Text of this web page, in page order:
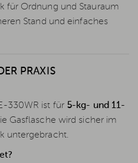
für Ordnung und Stauraum
Stand und einfaches
PRAXIS
330WR ist für 5-kg- und 11-
Gasflasche wird sicher im
untergebracht.